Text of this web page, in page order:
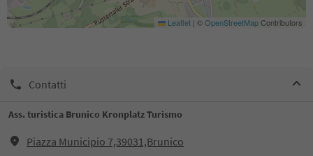
Leaflet | ©OpenStreetMapContributors
Contatti
Ass. turistica Brunico Kronplatz Turismo
Piazza Municipio 7,39031,Brunico